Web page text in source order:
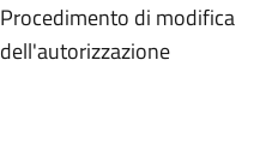
Procedimento di modifica
dell'autorizzazione